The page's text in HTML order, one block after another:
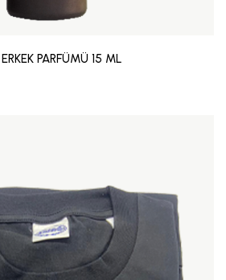
PARFÜMÜ 15 ML